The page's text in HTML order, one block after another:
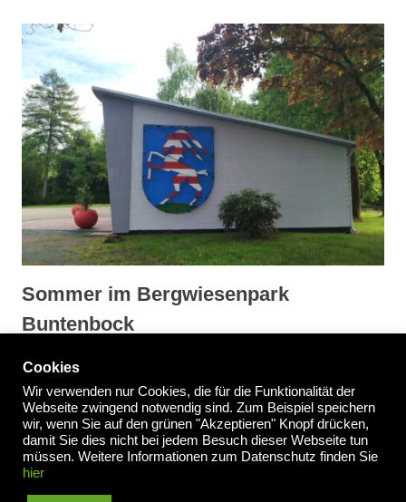
Sommer im Bergwiesenpark
Buntenbock
Impressum/Datenschutzerklärung
Cookies
Wir verwenden nur Cookies, die für die Funktionalität der
Webseite zwingend notwendig sind. Zum Beispiel speichern
wir, wenn Sie auf den grünen "Akzeptieren" Knopf drücken,
damit Sie dies nicht bei jedem Besuch dieser Webseite tun
müssen. Weitere Informationen zum Datenschutz finden Sie
hier